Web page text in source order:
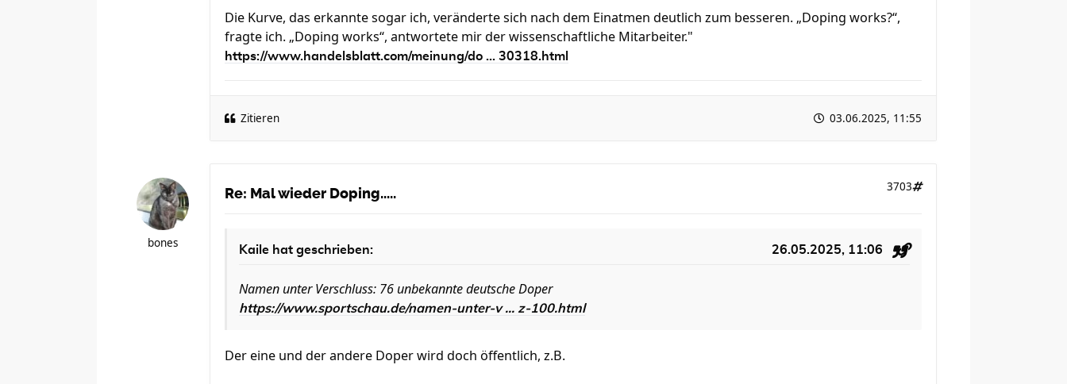
Die Kurve, das erkannte sogar ich, veränderte sich nach dem Einatmen deutlich zum besseren. „Doping works?“,
fragte ich. „Doping works“, antwortete mir der wissenschaftliche Mitarbeiter."
https://www.handelsblatt.com/meinung/do ... 30318.html
Zitieren 03.06.2025, 11:55
bones
Re: Mal wieder Doping..... 3703
Kaile hat geschrieben: 26.05.2025, 11:06
Namen unter Verschluss: 76 unbekannte deutsche Doper
https://www.sportschau.de/namen-unter-v ... z-100.html
Der eine und der andere Doper wird doch öffentlich, z.B.